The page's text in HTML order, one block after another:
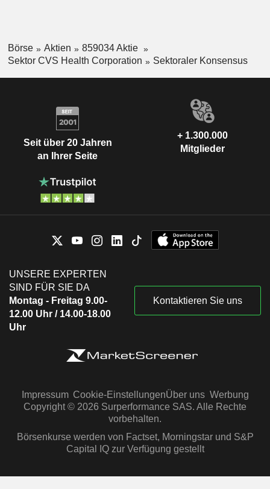
Börse Aktien
859034 Aktie
Sektor CVS Health Corporation
Sektoraler Konsensus
Seit über 20 Jahren
an Ihrer Seite
+ 1.300.000
Mitglieder
UNSERE EXPERTEN
SIND FÜR SIE DA
Montag - Freitag 9.00-
12.00 Uhr / 14.00-18.00
Uhr
Kontaktieren Sie uns
Impressum Cookie-EinstellungenÜber uns Werbung
Copyright © 2026 Surperformance SAS. Alle Rechte
vorbehalten.
Börsenkurse werden von Factset, Morningstar und S&P
Capital IQ zur Verfügung gestellt